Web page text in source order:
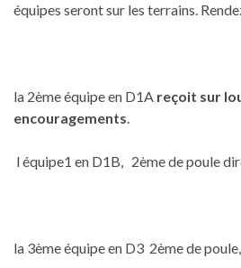
équipes seront sur les terrains.
la 2ème équipe en D1A reçoit sur
encouragements.
l équipe1 en D1B, 2ème de poule
la 3ème équipe en D3 2ème de